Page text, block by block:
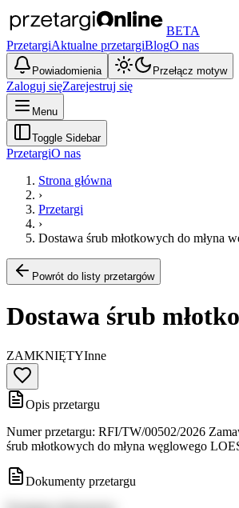
BETA
PrzetargiAktualne przetargiBlogO nas
Powiadomienia Przełącz motyw
Zaloguj sięZarejestruj się
Menu
Toggle Sidebar
PrzetargiO nas
Strona główna
›
Przetargi
›
Dostawa śrub młotkowych do młyna
Powrót do listy przetargów
Dostawa śrub
ZAMKNIĘTYInne
Opis przetargu
Numer przetargu: RFI/TW/00502/2026
śrub młotkowych do młyna węglowego
Dokumenty przetargu